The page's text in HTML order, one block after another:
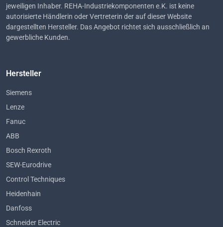
jeweiligen Inhaber. REHA-Industriekomponenten e.K. ist keine
autorisierte Händlerin oder Vertreterin der auf dieser Website
dargestellten Hersteller. Das Angebot richtet sich ausschließlich an
gewerbliche Kunden.
Hersteller
Siemens
Lenze
Fanuc
ABB
Bosch Rexroth
SEW-Eurodrive
Control Techniques
Heidenhain
Danfoss
Schneider Electric